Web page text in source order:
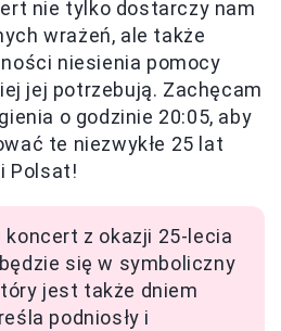
nie tylko dostarczy nam
wrażeń, ale także
niesienia pomocy
jej potrzebują. Zachęcam
o godzinie 20:05, aby
te niezwykłe 25 lat
Polsat!
koncert z okazji 25-lecia
się w symboliczny
jest także dniem
podniosły i